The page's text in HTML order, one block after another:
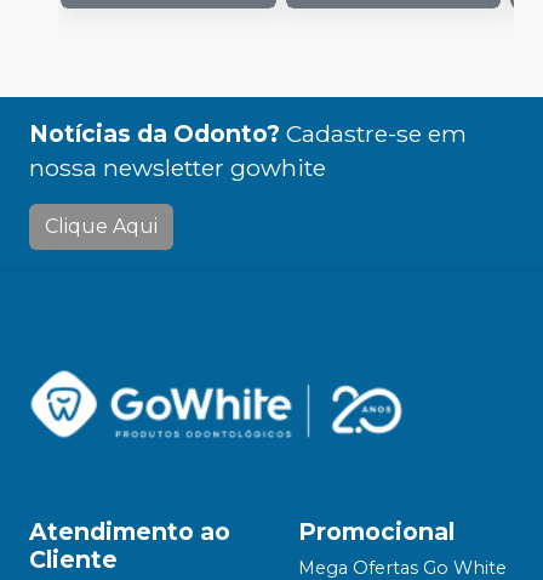
Notícias da Odonto? Cadastre-se em
nossa newsletter gowhite
Clique Aqui
Atendimento ao
Cliente
Promocional
Mega Ofertas Go White